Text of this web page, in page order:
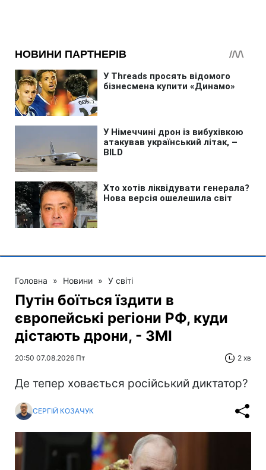
Головна » Новини » У світі
Путін боїться їздити в
європейські регіони РФ, куди
дістають дрони, - ЗМІ
20:50 07.08.2026 Пт 2 хв
Де тепер ховається російський диктатор?
СЕРГІЙ КОЗАЧУК